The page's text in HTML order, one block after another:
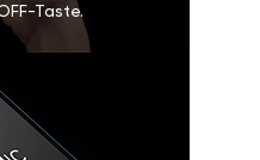
Taste.